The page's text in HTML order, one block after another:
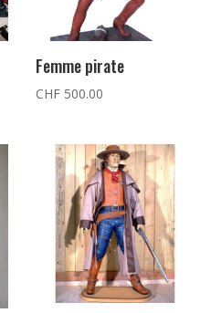
Femme pirate
CHF500.00